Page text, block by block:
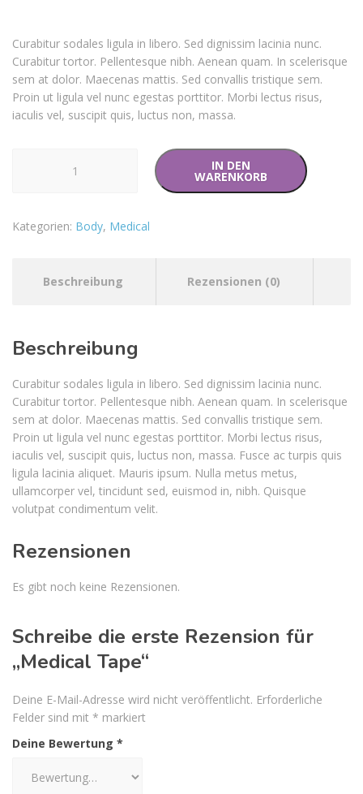
Curabitur sodales ligula in libero. Sed dignissim lacinia nunc.
Curabitur tortor. Pellentesque nibh. Aenean quam. In scelerisque
sem at dolor. Maecenas mattis. Sed convallis tristique sem.
Proin ut ligula vel nunc egestas porttitor. Morbi lectus risus,
iaculis vel, suscipit quis, luctus non, massa.
IN DEN
WARENKORB
Kategorien: Body, Medical
Beschreibung Rezensionen (0)
Beschreibung
Curabitur sodales ligula in libero. Sed dignissim lacinia nunc.
Curabitur tortor. Pellentesque nibh. Aenean quam. In scelerisque
sem at dolor. Maecenas mattis. Sed convallis tristique sem.
Proin ut ligula vel nunc egestas porttitor. Morbi lectus risus,
iaculis vel, suscipit quis, luctus non, massa. Fusce ac turpis quis
ligula lacinia aliquet. Mauris ipsum. Nulla metus metus,
ullamcorper vel, tincidunt sed, euismod in, nibh. Quisque
volutpat condimentum velit.
Rezensionen
Es gibt noch keine Rezensionen.
Schreibe die erste Rezension für
„Medical Tape“
Deine E-Mail-Adresse wird nicht veröffentlicht. Erforderliche
Felder sind mit * markiert
Deine Bewertung *